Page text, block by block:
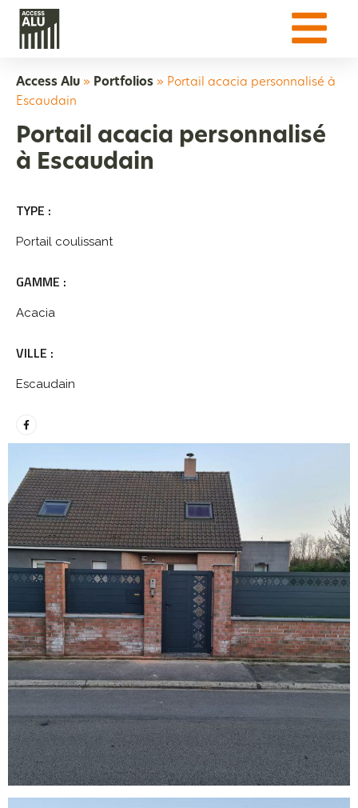
Access Alu » Portfolios » Portail acacia personnalisé à
Escaudain
Portail acacia personnalisé
à Escaudain
TYPE :
Portail coulissant
GAMME :
Acacia
VILLE :
Escaudain